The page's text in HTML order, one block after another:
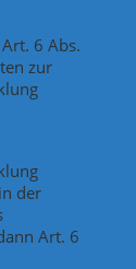
6 Abs.
zur
der
Art. 6